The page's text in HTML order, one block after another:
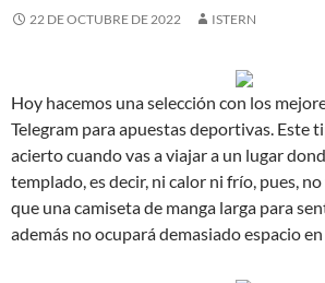
22 DE OCTUBRE DE 2022 ISTERN
Hoy hacemos una selección con los
Telegram para apuestas deportivas. Este
acierto cuando vas a viajar a un lugar
templado, es decir, ni calor ni frío, pues,
que una camiseta de manga larga para
además no ocupará demasiado espacio